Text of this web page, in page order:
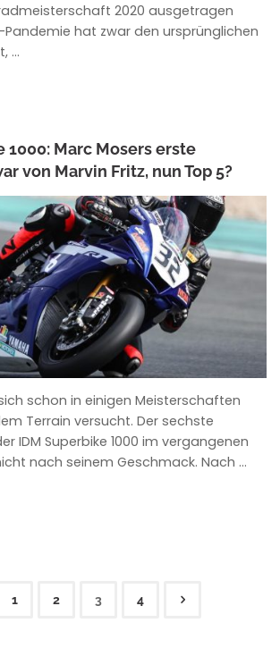
2020 ausgetragen
Pandemie hat zwar den ursprünglichen
…
1000: Marc Mosers erste
von Marvin Fritz, nun Top 5?
schon in einigen Meisterschaften
Terrain versucht. Der sechste
IDM Superbike 1000 im vergangenen
nach seinem Geschmack. Nach …
1 2 3 4